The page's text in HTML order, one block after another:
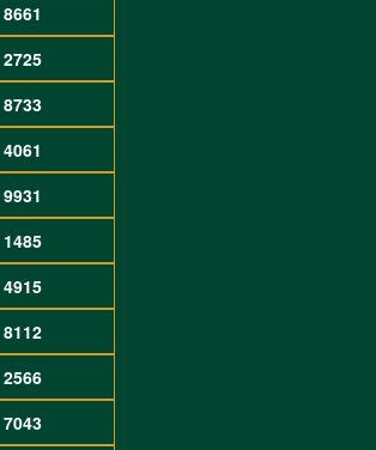
8661
2725
8733
4061
9931
1485
4915
8112
2566
7043